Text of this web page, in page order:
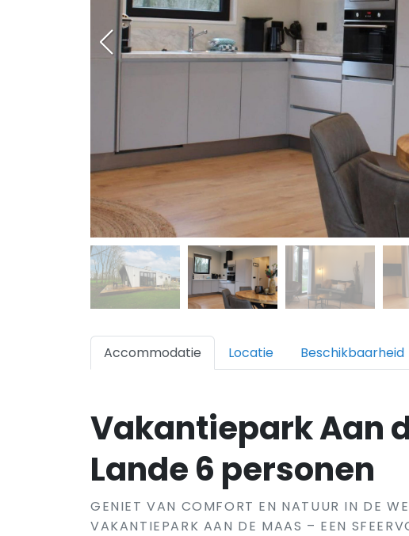
Accommodatie Locatie Beschikbaarheid
Vakantiepark Aan
Lande 6 personen
GENIET VAN COMFORT EN NATUUR IN DE
VAKANTIEPARK AAN DE MAAS – EEN